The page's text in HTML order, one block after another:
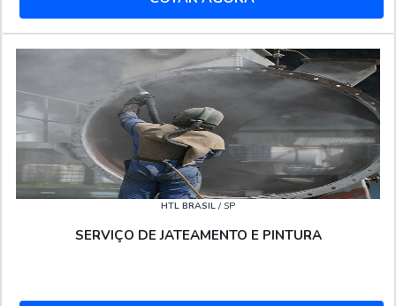
HTL BRASIL / SP
SERVIÇO DE JATEAMENTO E PINTURA